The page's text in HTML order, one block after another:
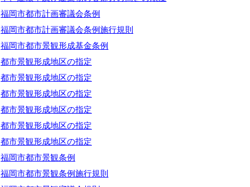
福岡市都市計画審議会条例
福岡市都市計画審議会条例施行規則
福岡市都市景観形成基金条例
都市景観形成地区の指定
都市景観形成地区の指定
都市景観形成地区の指定
都市景観形成地区の指定
都市景観形成地区の指定
都市景観形成地区の指定
福岡市都市景観条例
福岡市都市景観条例施行規則